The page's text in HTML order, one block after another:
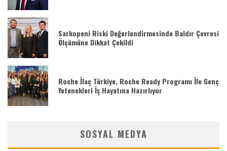
Sarkopeni Riski Değerlendirmesinde Baldır Çevresi
Ölçümüne Dikkat Çekildi
Roche İlaç Türkiye, Roche Ready Programı İle Genç
Yetenekleri İş Hayatına Hazırlıyor
SOSYAL MEDYA